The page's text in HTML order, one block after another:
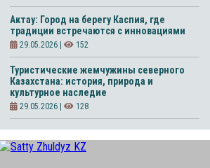
Актау: Город на берегу Каспия, где
традиции встречаются с инновациями
29.05.2026 | 152
Туристические жемчужины северного
Казахстана: история, природа и
культурное наследие
29.05.2026 | 128